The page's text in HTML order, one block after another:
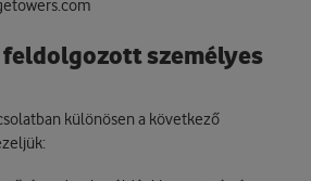
személyes
különösen a következő